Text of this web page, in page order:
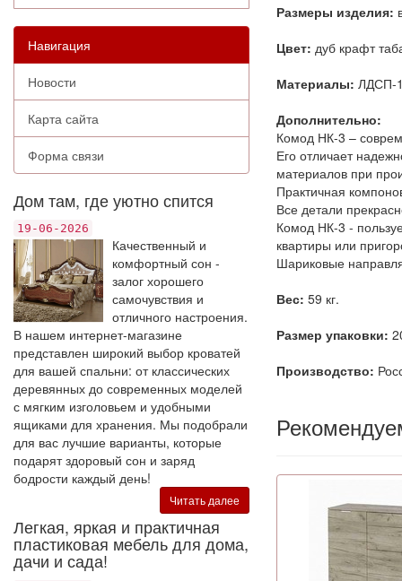
Навигация
Новости
Карта сайта
Форма связи
Дом там, где уютно спится
19-06-2026
Качественный и
комфортный сон -
залог хорошего
самочувствия и
отличного настроения.
В нашем интернет-магазине
представлен широкий выбор кроватей
для вашей спальни: от классических
деревянных до современных моделей
с мягким изголовьем и удобными
ящиками для хранения. Мы подобрали
для вас лучшие варианты, которые
подарят здоровый сон и заряд
бодрости каждый день!
Читать далее
Легкая, яркая и практичная
пластиковая мебель для дома,
дачи и сада!
Размеры изделия:
Цвет: дуб крафт
Материалы: ЛДСП-
Дополнительно:
Комод НК-3 –
Его отличает
материалов при
Практичная
Все детали
Комод НК-3 -
квартиры или
Шариковые
Вес: 59 кг.
Размер упаковки:
Производство: